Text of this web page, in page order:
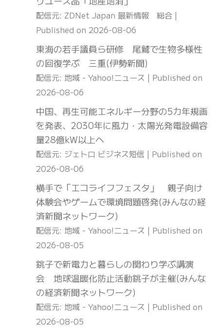
配信元: ZDNet Japan 最新情報 総合
Published on 2026-08-06
東海の若手議員ら研修 尾鷲で生物多様性
の回復学ぶ 三重(伊勢新聞)
配信元: 地域 - Yahoo!ニュース
Published on
2026-08-06
中国、再生可能エネルギー分野の5カ年規画
を発表、2030年に風力・太陽光発電設備容
量28億kW以上へ
配信元: ジェトロ ビジネス短信
Published on
2026-08-06
横手で「エコライフフェスタ」 親子向け
体験会やゲームで環境問題啓発(みんなの経
済新聞ネットワーク)
配信元: 地域 - Yahoo!ニュース
Published on
2026-08-05
銚子で新電力と暮らしの関わり学ぶ講演
会 地球温暖化防止活動銚子が主催(みんな
の経済新聞ネットワーク)
配信元: 地域 - Yahoo!ニュース
Published on
2026-08-05